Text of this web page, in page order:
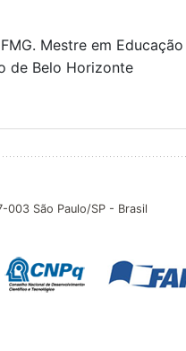
Mestre em Educação
de Belo Horizonte
003 São Paulo/SP - Brasil